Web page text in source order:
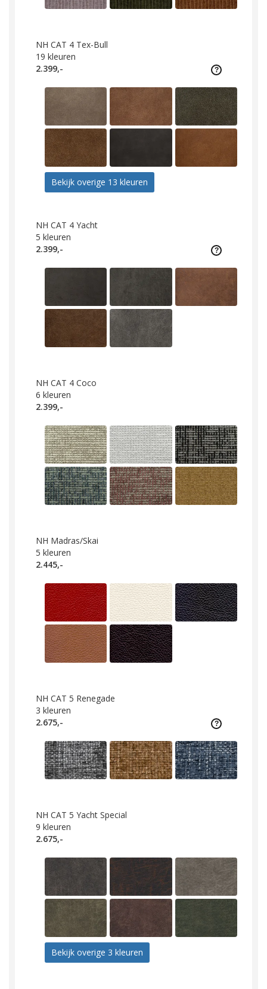
NH CAT 4 Tex-Bull
19 kleuren
2.399,-
Bekijk overige 13 kleuren
NH CAT 4 Yacht
5 kleuren
2.399,-
NH CAT 4 Coco
6 kleuren
2.399,-
NH Madras/Skai
5 kleuren
2.445,-
NH CAT 5 Renegade
3 kleuren
2.675,-
NH CAT 5 Yacht Special
9 kleuren
2.675,-
Bekijk overige 3 kleuren